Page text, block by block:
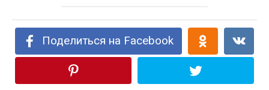
Поделиться на Facebook